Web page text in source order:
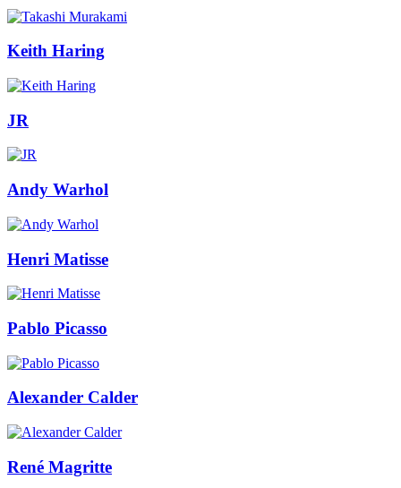
Keith Haring
JR
Andy Warhol
Henri Matisse
Pablo Picasso
Alexander Calder
René Magritte